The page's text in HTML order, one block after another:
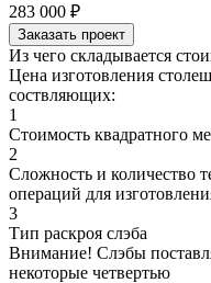
283 000 ₽
Заказать проект
Из чего складывается
Цена изготовления
соствляющих:
1
Стоимость квадратного
2
Сложность и количество
операций для
3
Тип раскроя слэба
Внимание! Слэбы
некоторые четвертью